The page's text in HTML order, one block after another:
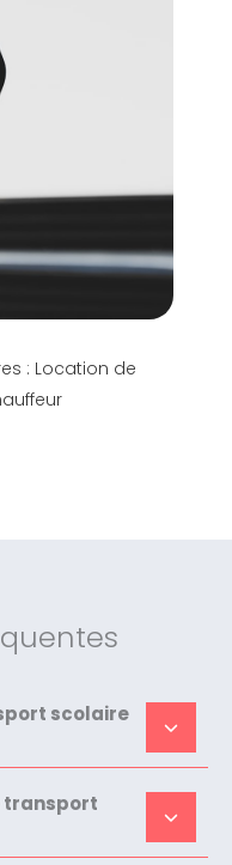
: Location de
scolaire
transport